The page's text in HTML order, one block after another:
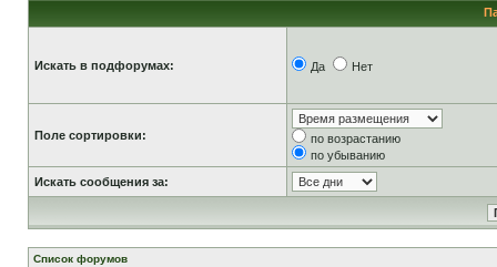
Искать в подфорумах: Да Нет
Поле сортировки:
по возрастанию
по убыванию
Искать сообщения за:
Список форумов